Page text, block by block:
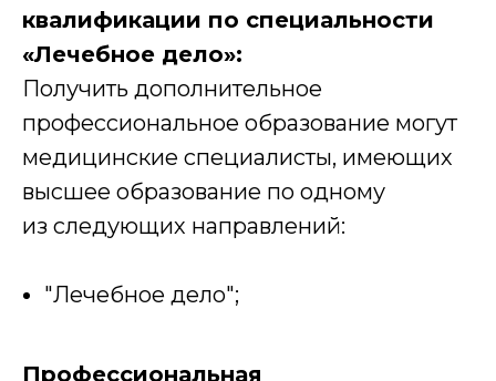
квалификации по специальности
«Лечебное дело»:
Получить дополнительное
профессиональное образование могут
медицинские специалисты, имеющих
высшее образование по одному
из следующих направлений:
"Лечебное дело";
Профессиональная